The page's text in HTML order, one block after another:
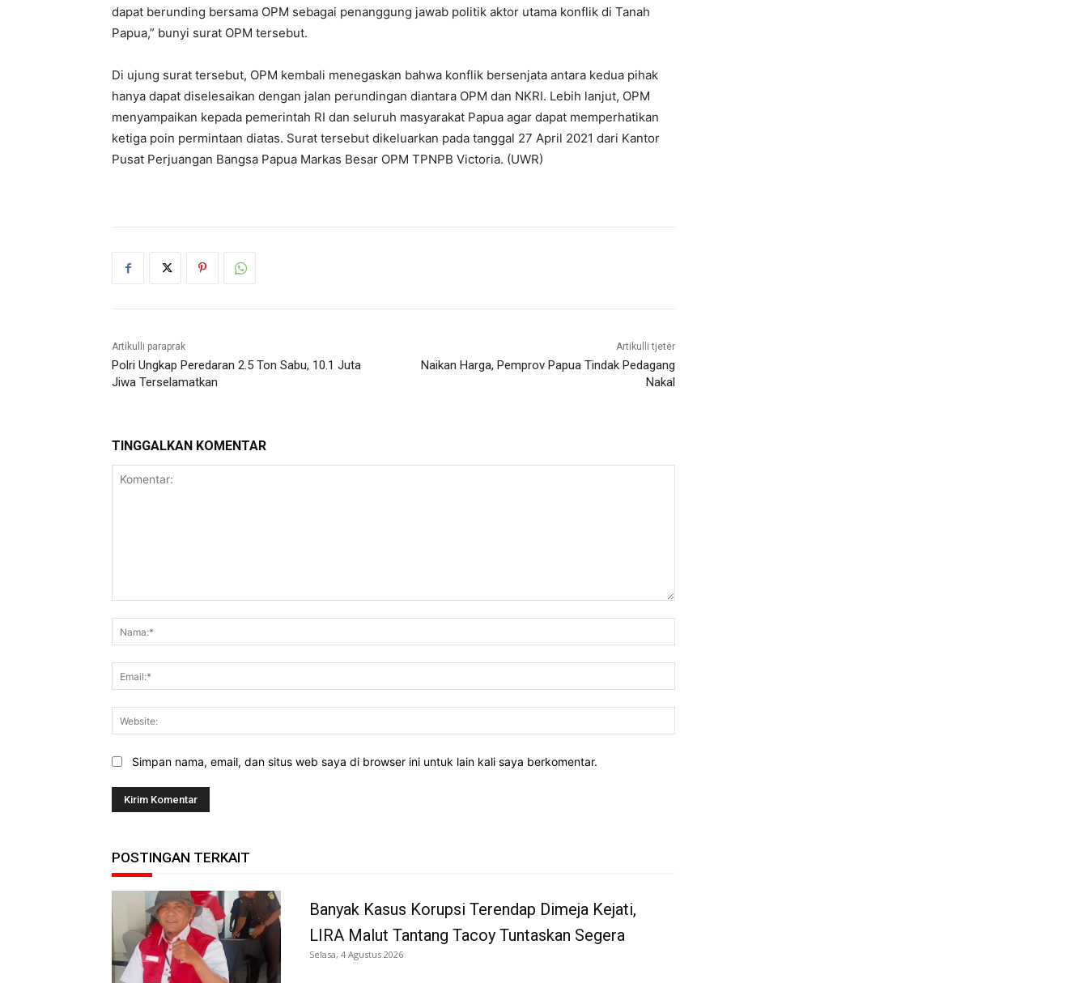
dapat berunding bersama OPM sebagai penanggung jawab politik aktor utama konflik di Tanah
Papua,” bunyi surat OPM tersebut.
Di ujung surat tersebut, OPM kembali menegaskan bahwa konflik bersenjata antara kedua pihak
hanya dapat diselesaikan dengan jalan perundingan diantara OPM dan NKRI. Lebih lanjut, OPM
menyampaikan kepada pemerintah RI dan seluruh masyarakat Papua agar dapat memperhatikan
ketiga poin permintaan diatas. Surat tersebut dikeluarkan pada tanggal 27 April 2021 dari Kantor
Pusat Perjuangan Bangsa Papua Markas Besar OPM TPNPB Victoria. (UWR)
Artikulli paraprak
Polri Ungkap Peredaran 2.5 Ton Sabu, 10.1 Juta
Jiwa Terselamatkan
Artikulli tjetër
Naikan Harga, Pemprov Papua Tindak Pedagang
Nakal
TINGGALKAN KOMENTAR
Simpan nama, email, dan situs web saya di browser ini untuk lain kali saya berkomentar.
POSTINGAN TERKAIT
Banyak Kasus Korupsi Terendap Dimeja Kejati,
LIRA Malut Tantang Tacoy Tuntaskan Segera
Selasa, 4 Agustus 2026